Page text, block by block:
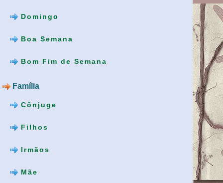
Domingo
Boa Semana
Bom Fim de Semana
Família
Cônjuge
Filhos
Irmãos
Mãe